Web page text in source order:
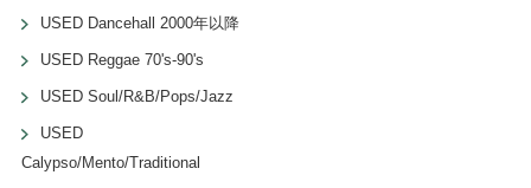
USED Dancehall 2000年以降
USED Reggae 70's-90's
USED Soul/R&B/Pops/Jazz
USED
Calypso/Mento/Traditional